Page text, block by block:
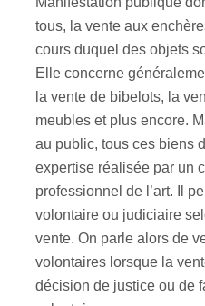
tous, la vente aux
cours duquel des objets
Elle concerne
la vente de bibelots, la
meubles et plus encore.
au public, tous ces biens
expertise réalisée par un
professionnel de l’art. Il
volontaire ou judiciaire
vente. On parle alors de
volontaires lorsque la
décision de justice ou de